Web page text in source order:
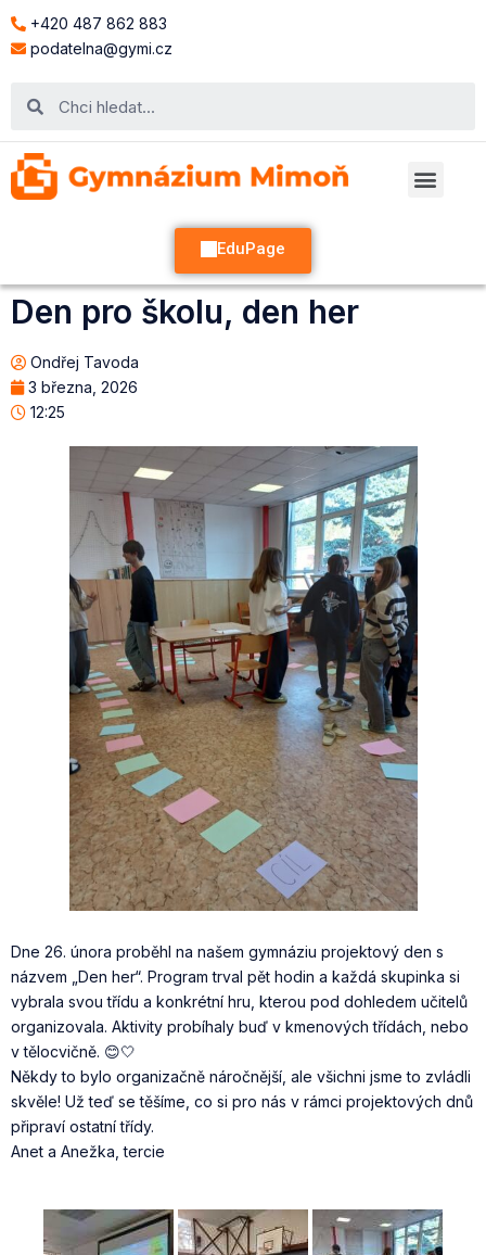
+420 487 862 883
podatelna@gymi.cz
EduPage
Den pro školu, den her
Ondřej Tavoda
3 března, 2026
12:25
Dne 26. února proběhl na našem gymnáziu projektový den s
názvem „Den her“. Program trval pět hodin a každá skupinka si
vybrala svou třídu a konkrétní hru, kterou pod dohledem učitelů
organizovala. Aktivity probíhaly buď v kmenových třídách, nebo
v tělocvičně. 😊🤍
Někdy to bylo organizačně náročnější, ale všichni jsme to zvládli
skvěle! Už teď se těšíme, co si pro nás v rámci projektových dnů
připraví ostatní třídy.
Anet a Anežka, tercie